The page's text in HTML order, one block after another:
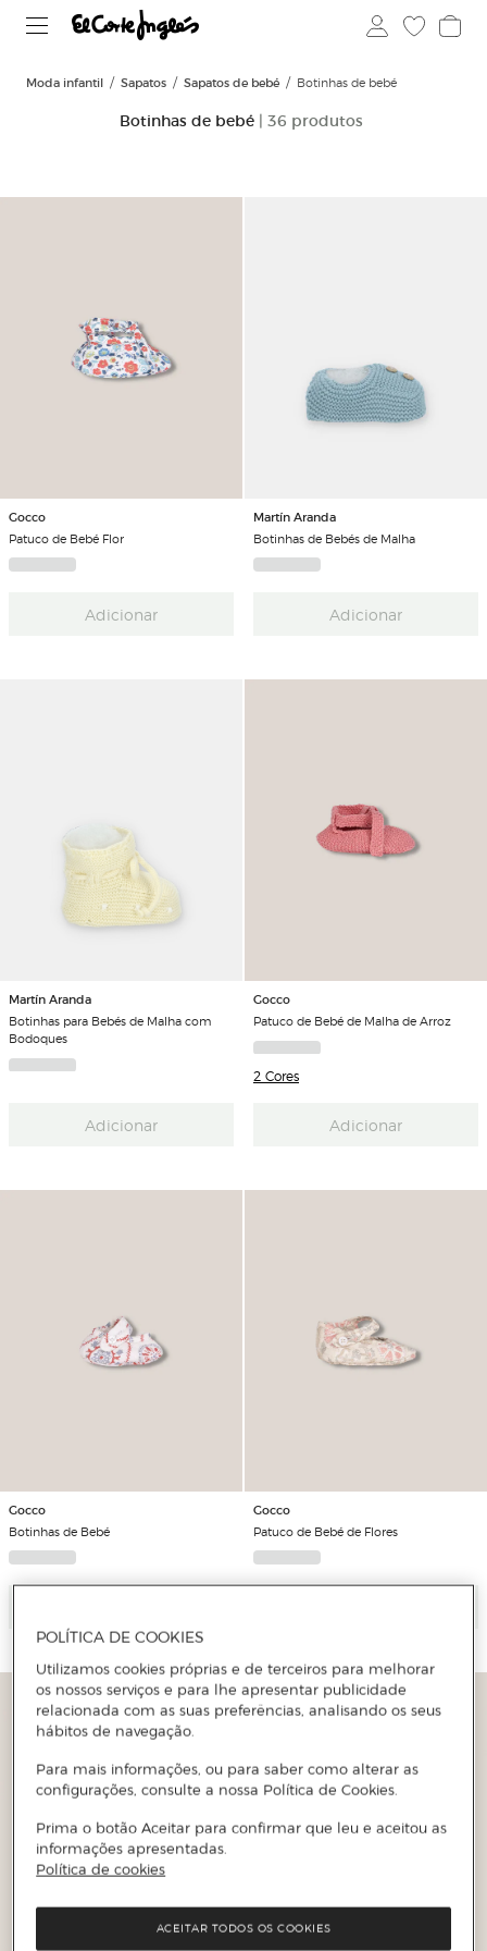
Moda infantil Sapatos Sapatos de bebé Botinhas de bebé
Botinhas de bebé | 36 produtos
Gocco
Patuco de Bebé Flor
Adicionar
Martín Aranda
Botinhas de Bebés de Malha
Adicionar
Martín Aranda
Botinhas para Bebés de Malha com
Bodoques
Adicionar
Gocco
Patuco de Bebé de Malha de Arroz
2 Cores
Adicionar
Gocco
Botinhas de Bebé
Gocco
Patuco de Bebé de Flores
POLÍTICA DE COOKIES
Utilizamos cookies próprias e de terceiros para melhorar
os nossos serviços e para lhe apresentar publicidade
relacionada com as suas preferências, analisando os seus
hábitos de navegação.
Para mais informações, ou para saber como alterar as
configurações, consulte a nossa Política de Cookies.
Prima o botão Aceitar para confirmar que leu e aceitou as
informações apresentadas.
Política de cookies
ACEITAR TODOS OS COOKIES